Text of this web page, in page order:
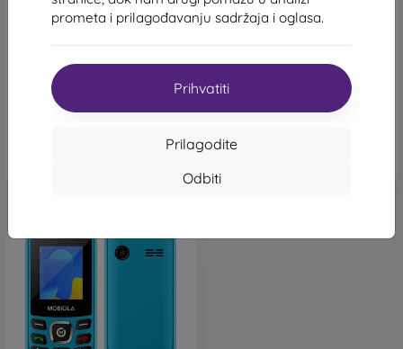
prometa i prilagođavanju sadržaja i oglasa.
Prihvatiti
Prilagodite
Odbiti
Mobiola MB3020 crveni
26,90 €
Posljednji komad na
Mobiola MB3020 crni
26,90 €
Posljednji komad na